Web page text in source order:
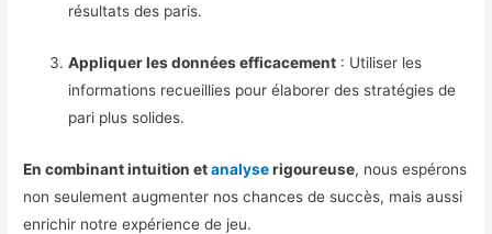
résultats des paris.
Appliquer les données efficacement : Utiliser les
informations recueillies pour élaborer des stratégies de
pari plus solides.
En combinant intuition etanalyserigoureuse, nous espérons
non seulement augmenter nos chances de succès, mais aussi
enrichir notre expérience de jeu.